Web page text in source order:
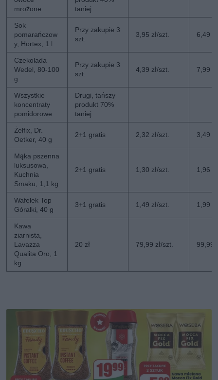
mrożone
taniej
Sok
pomarańczow
y, Hortex, 1 l
Przy zakupie 3
szt.
3,95 zł/szt. 6,49
Czekolada
Wedel, 80-100
g
Przy zakupie 3
szt.
4,39 zł/szt. 7,99
Wszystkie
koncentraty
pomidorowe
Drugi, tańszy
produkt 70%
taniej
Żelfix, Dr.
Oetker, 40 g
2+1 gratis 2,32 zł/szt. 3,49
Mąka pszenna
luksusowa,
Kuchnia
Smaku, 1,1 kg
2+1 gratis 1,30 zł/szt. 1,96
Wafelek Top
Góralki, 40 g
3+1 gratis 1,49 zł/szt. 1,99
Kawa
ziarnista,
Lavazza
Qualita Oro, 1
kg
20 zł 79,99 zł/szt. 99,99